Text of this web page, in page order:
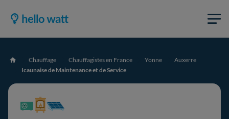
Accueil Chauffage Chauffagistes en France Yonne
Auxerre
Icaunaise de Maintenance et de Service